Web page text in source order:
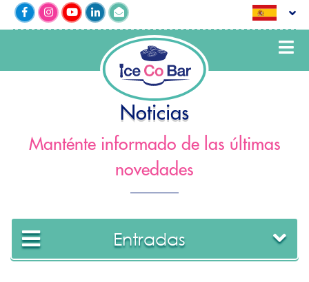
Noticias
Manténte informado de las últimas
novedades
Entradas